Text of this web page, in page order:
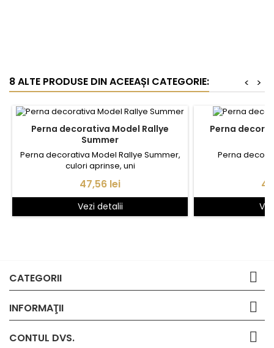
8 ALTE PRODUSE DIN ACEEAȘI CATEGORIE: >
<
Perna decorativa Model Rallye
Summer
Perna decorativa Model Rallye Summer,
culori aprinse, uni
Pret
47,56 lei
Vezi detalii
Perna
Perna
CATEGORII 
INFORMAŢII 
CONTUL DVS. 